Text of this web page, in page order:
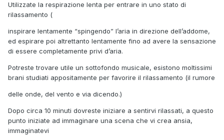
Utilizzate la respirazione lenta per entrare in uno stato di
rilassamento (
inspirare lentamente “spingendo” l’aria in direzione dell’addome,
ed espirare poi altrettanto lentamente fino ad avere la sensazione
di essere completamente privi d’aria.
Potreste trovare utile un sottofondo musicale, esistono moltissimi
brani studiati appositamente per favorire il rilassamento (il rumore
delle onde, del vento e via dicendo.)
Dopo circa 10 minuti dovreste iniziare a sentirvi rilassati, a questo
punto iniziate ad immaginare una scena che vi crea ansia,
immaginatevi